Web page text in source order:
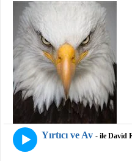
Yırtıcı ve Av - ile David